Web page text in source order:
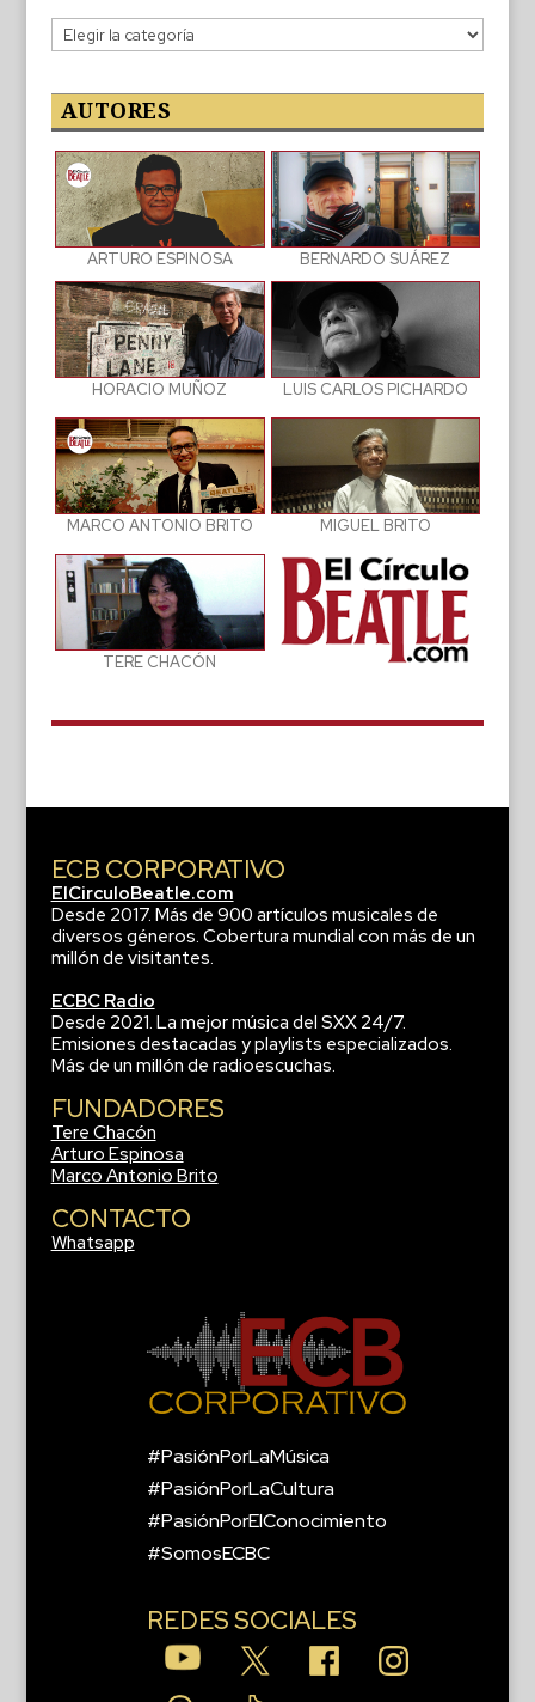
Categorías
de
publicaciones
AUTORES
ARTURO ESPINOSA BERNARDO SUÁREZ
HORACIO MUÑOZ LUIS CARLOS PICHARDO
MARCO ANTONIO BRITO MIGUEL BRITO
TERE CHACÓN
ECB CORPORATIVO
ElCirculoBeatle.com
Desde 2017. Más de 900 artículos musicales de
diversos géneros. Cobertura mundial con más de un
millón de visitantes.
ECBC Radio
Desde 2021. La mejor música del SXX 24/7.
Emisiones destacadas y playlists especializados.
Más de un millón de radioescuchas.
FUNDADORES
Tere Chacón
Arturo Espinosa
Marco Antonio Brito
CONTACTO
Whatsapp
#PasiónPorLaMúsica
#PasiónPorLaCultura
#PasiónPorElConocimiento
#SomosECBC
REDES SOCIALES